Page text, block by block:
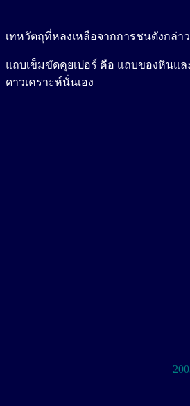
เทหวัตถุที่หลงเหลือจากการชนดังกล่
แถบเข็มขัดคุยเปอร์ คือ แถบของหินแ
ดาวเคราะห์นั่นเอง